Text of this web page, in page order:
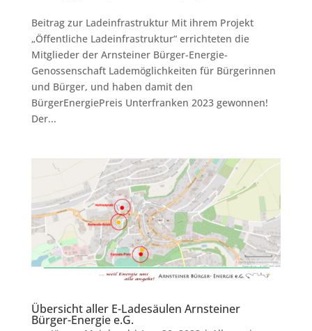
Beitrag zur Ladeinfrastruktur Mit ihrem Projekt
„Öffentliche Ladeinfrastruktur“ errichteten die
Mitglieder der Arnsteiner Bürger-Energie-
Genossenschaft Lademöglichkeiten für Bürgerinnen
und Bürger, und haben damit den
BürgerEnergiePreis Unterfranken 2023 gewonnen!
Der...
Übersicht aller E-Ladesäulen Arnsteiner
Bürger-Energie e.G.